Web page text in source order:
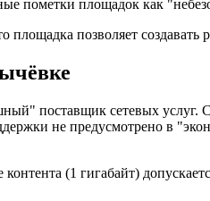
пометки площадок как
площадка позволяет
поставщик сетевых услуг.
не предусмотрено в
(1 гигабайт)